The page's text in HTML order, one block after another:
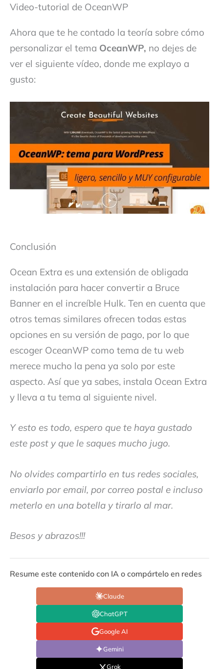
Video-tutorial de OceanWP
Ahora que te he contado la teoría sobre cómo
personalizar el tema OceanWP, no dejes de
ver el siguiente vídeo, donde me explayo a
gusto:
Conclusión
Ocean Extra es una extensión de obligada
instalación para hacer convertir a Bruce
Banner en el increíble Hulk. Ten en cuenta que
otros temas similares ofrecen todas estas
opciones en su versión de pago, por lo que
escoger OceanWP como tema de tu web
merece mucho la pena ya solo por este
aspecto. Así que ya sabes, instala Ocean Extra
y lleva a tu tema al siguiente nivel.
Y esto es todo, espero que te haya gustado
este post y que le saques mucho jugo.
No olvides compartirlo en tus redes sociales,
enviarlo por email, por correo postal e incluso
meterlo en una botella y tirarlo al mar.
Besos y abrazos!!!
Resume este contenido con IA o compártelo en redes
Claude
ChatGPT
Google AI
Gemini
Grok